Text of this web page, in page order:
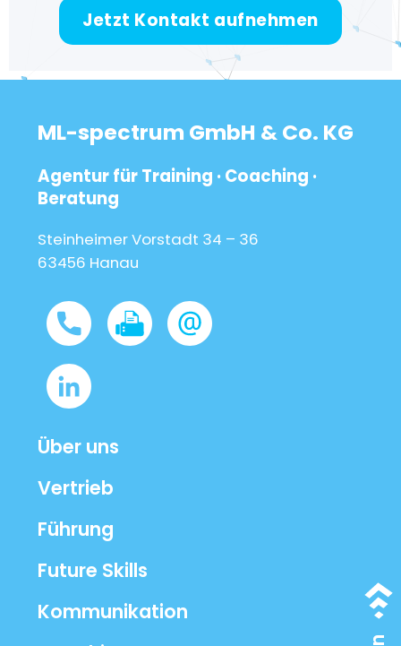
Jetzt Kontakt aufnehmen
ML-spectrum GmbH & Co. KG
Agentur für Training · Coaching ·
Beratung
Steinheimer Vorstadt 34 – 36
63456 Hanau
Über uns
Vertrieb
Führung
Future Skills
Kommunikation